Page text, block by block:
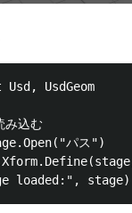
UsdGeom
み込む
パス")